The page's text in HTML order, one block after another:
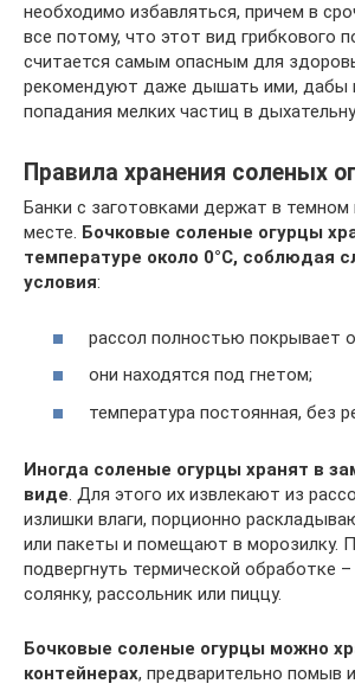
необходимо избавляться, причем в
все потому, что этот вид грибкового
считается самым опасным для
рекомендуют даже дышать ими, дабы
попадания мелких частиц в
Правила хранения соленых
Банки с заготовками держат в темном
месте. Бочковые соленые огурцы
температуре около 0°С, соблюдая
условия:
рассол полностью покрывает
они находятся под гнетом;
температура постоянная, без
Иногда соленые огурцы хранят в
виде. Для этого их извлекают из
излишки влаги, порционно
или пакеты и помещают в морозилку.
подвергнуть термической обработке
солянку, рассольник или пиццу.
Бочковые соленые огурцы можно
контейнерах, предварительно помыв